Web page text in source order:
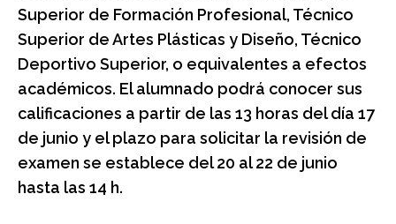
Superior de Formación Profesional, Técnico
Superior de Artes Plásticas y Diseño, Técnico
Deportivo Superior, o equivalentes a efectos
académicos. El alumnado podrá conocer sus
calificaciones a partir de las 13 horas del día 17
de junio y el plazo para solicitar la revisión de
examen se establece del 20 al 22 de junio
hasta las 14 h.